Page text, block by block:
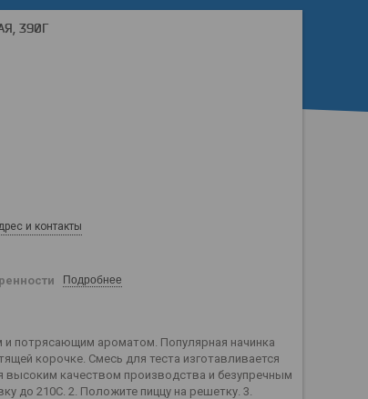
390Г
и контакты
Подробнее
и потрясающим ароматом. Популярная начинка
корочке. Смесь для теста изготавливается
высоким качеством производства и безупречным
до 210С. 2. Положите пиццу на решетку. 3.